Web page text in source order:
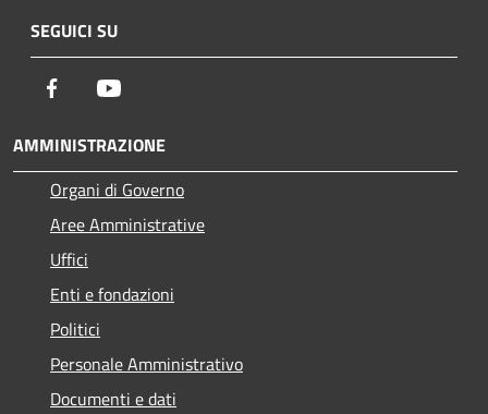
SEGUICI SU
Facebook
AMMINISTRAZIONE
Organi di Governo
Aree Amministrative
Uffici
Enti e fondazioni
Politici
Personale Amministrativo
Documenti e dati